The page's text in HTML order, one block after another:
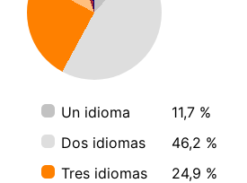
Un idioma
11,7 %
Dos idiomas
46,2 %
Tres idiomas
24,9 %